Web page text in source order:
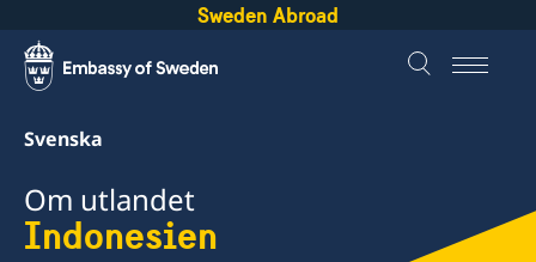
Sweden Abroad
Svenska
Om utlandet
Indonesien